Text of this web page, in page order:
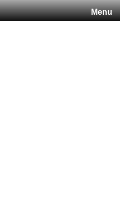
Menu